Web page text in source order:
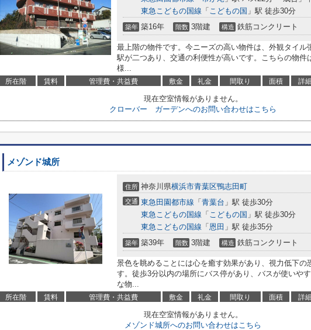
東急こどもの国線 「 こどもの国 」駅 徒歩30分
築年 築16年 階数 3階建 構造 鉄筋コンクリート
最上階の物件です。今ニーズの高い物件は、外観タイル
駅が二つあり、交通の利便性が高いです。こちらの物件
様...
所在階 賃料 管理費・共益費 敷金 礼金 間取り 面積 詳細
現在空室情報がありません。
クローバー ガーデンへのお問い合わせはこちら
メゾンド城所
住所 神奈川県横浜市青葉区鴨志田町
交通 東急田園都市線 「 青葉台 」駅 徒歩30分
東急こどもの国線 「 こどもの国 」駅 徒歩30分
東急こどもの国線 「 恩田 」駅 徒歩35分
築年 築39年 階数 3階建 構造 鉄筋コンクリート
景色を眺めることには心を癒す効果があり、視力低下の
す。徒歩3分以内の場所にバス停があり、バスが使いや
な物...
所在階 賃料 管理費・共益費 敷金 礼金 間取り 面積 詳細
現在空室情報がありません。
メゾンド城所へのお問い合わせはこちら